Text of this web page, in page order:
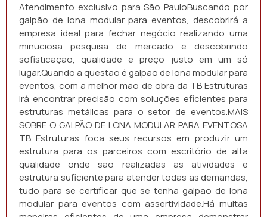
Atendimento exclusivo para São PauloBuscando por
galpão de lona modular para eventos, descobrirá a
empresa ideal para fechar negócio realizando uma
minuciosa pesquisa de mercado e descobrindo
sofisticação, qualidade e preço justo em um só
lugar.Quando a questão é galpão de lona modular para
eventos, com a melhor mão de obra da TB Estruturas
irá encontrar precisão com soluções eficientes para
estruturas metálicas para o setor de eventos.MAIS
SOBRE O GALPÃO DE LONA MODULAR PARA EVENTOSA
TB Estruturas foca seus recursos em produzir um
estrutura para os parceiros com escritório de alta
qualidade onde são realizadas as atividades e
estrutura suficiente para atender todas as demandas,
tudo para se certificar que se tenha galpão de lona
modular para eventos com assertividade.Há muitas